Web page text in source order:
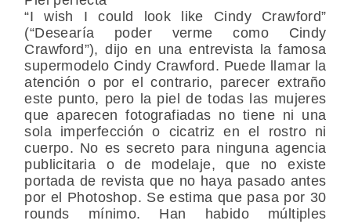
“I wish I could look like Cindy Crawford”
(“Desearía poder verme como Cindy
Crawford”), dijo en una entrevista la famosa
supermodelo Cindy Crawford. Puede llamar la
atención o por el contrario, parecer extraño
este punto, pero la piel de todas las mujeres
que aparecen fotografiadas no tiene ni una
sola imperfección o cicatriz en el rostro ni
cuerpo. No es secreto para ninguna agencia
publicitaria o de modelaje, que no existe
portada de revista que no haya pasado antes
por el Photoshop. Se estima que pasa por 30
rounds mínimo. Han habido múltiples